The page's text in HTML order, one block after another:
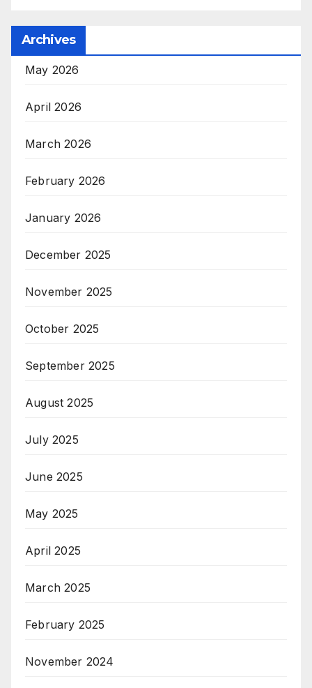
Archives
May 2026
April 2026
March 2026
February 2026
January 2026
December 2025
November 2025
October 2025
September 2025
August 2025
July 2025
June 2025
May 2025
April 2025
March 2025
February 2025
November 2024